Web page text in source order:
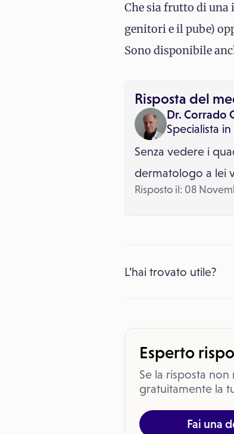
Che sia frutto di una
genitori e il pube)
Sono disponibile
Risposta del
Dr. Corrado
Specialista in
Senza vedere i
dermatologo a lei
Risposto il: 08
L’hai trovato utile?
Esperto
Se la risposta
gratuitamente la
Fai una